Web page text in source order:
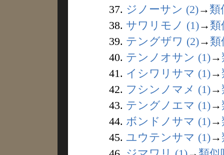
37. ジノーサン (2)→ 類
38. サワリモノ (1)→ 類
39. テングザワ (2)→ 類
40. テンノオサン (1)→
41. イシワリサマ (1)→
42. フシンノマメ (1)→
43. テングノエマ (1)→
44. ボンドノサマ (1)→
45. ユウテンサマ (1)→